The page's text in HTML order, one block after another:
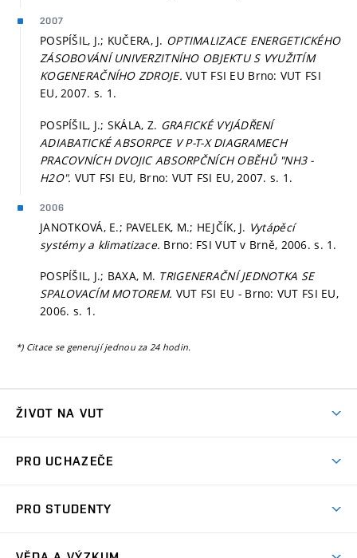
2007
POSPÍŠIL, J.; KUČERA, J. OPTIMALIZACE ENERGETICKÉHO
ZÁSOBOVÁNÍ UNIVERZITNÍHO OBJEKTU S VYUŽITÍM
KOGENERAČNÍHO ZDROJE.VUT FSI EU Brno: VUT FSI
EU, 2007. s. 1.
POSPÍŠIL, J.; SKÁLA, Z. GRAFICKÉ VYJÁDŘENÍ
ADIABATICKÉ ABSORPCE V P-T-X DIAGRAMECH
PRACOVNÍCH DVOJIC ABSORPČNÍCH OBĚHŮ "NH3 -
H2O". VUT FSI EU, Brno: VUT FSI EU, 2007. s. 1.
2006
JANOTKOVÁ, E.; PAVELEK, M.; HEJČÍK, J. Vytápěcí
systémy a klimatizace. Brno: FSI VUT v Brně, 2006.s. 1.
POSPÍŠIL, J.; BAXA, M. TRIGENERAČNÍ JEDNOTKA SE
SPALOVACÍM MOTOREM. VUT FSI EU - Brno: VUT FSI EU,
2006. s. 1.
*) Citace se generují jednou za 24 hodin.
ŽIVOT NA VUT
Koleje
PRO UCHAZEČE
Dny otevřených dveří
PRO STUDENTY